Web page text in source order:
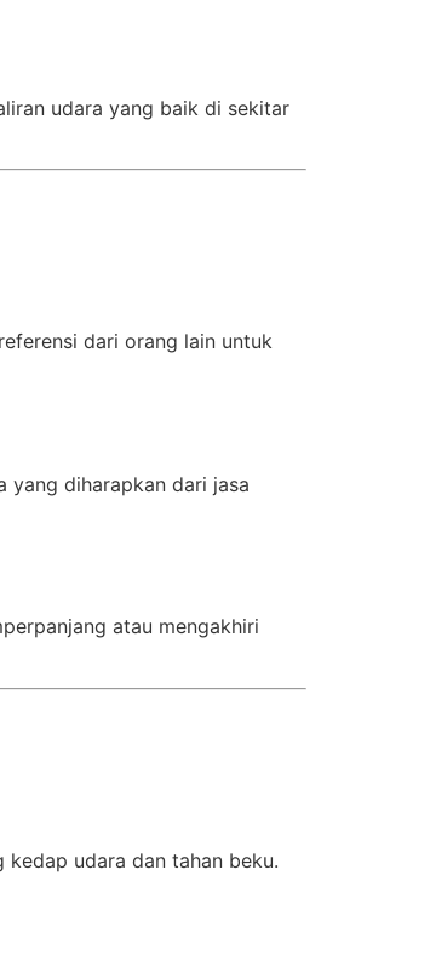
udara yang baik di sekitar
dari orang lain untuk
yang diharapkan dari jasa
atau mengakhiri
kedap udara dan tahan beku.